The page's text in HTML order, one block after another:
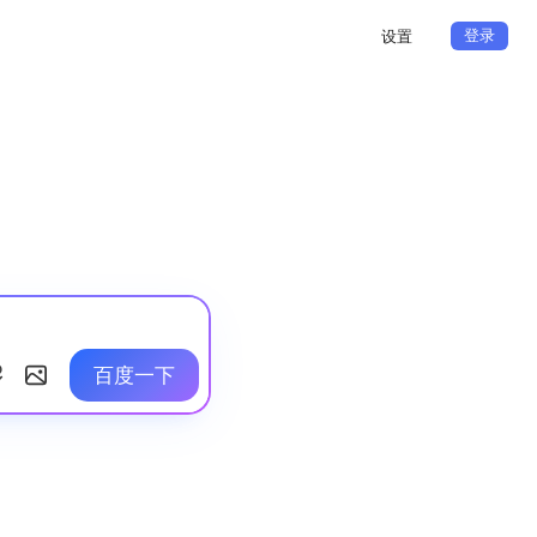
设置 登录
百度一下